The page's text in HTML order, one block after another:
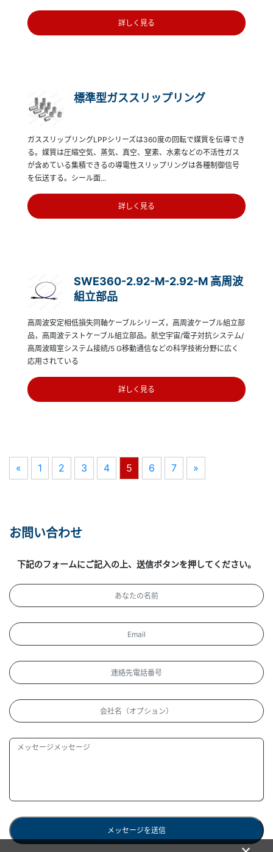
詳しく見る
標準型ガススリップリング
ガススリップリングLPPシリーズは360度の回転で媒質を伝導でき
る。媒質は圧縮空気、蒸気、真空、窒素、水素などの不活性ガス
が含めている集積できるの導電性スリップリングは各種制御信号
を伝送する。シール面...
詳しく見る
SWE360-2.92-M-2.92-M 高周波
組立部品
高周波安定相低損失同軸ケーブルシリーズ，高周波ケーブル組立部
品，高周波テストケーブル組立部品。航空宇宙/電子対抗システム/
高周波暗室システム接続/5 G移動通信などの科学技術分野に広く
応用されている
詳しく見る
« 1 2 3 4 5 6 7 »
お問い合わせ
下記のフォームにご記入の上、送信ボタンを押してください。
メッセージを送信